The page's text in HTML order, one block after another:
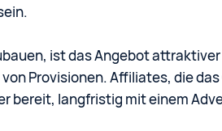
ist das Angebot
Provisionen. Affiliates, die
bereit, langfristig mit einem